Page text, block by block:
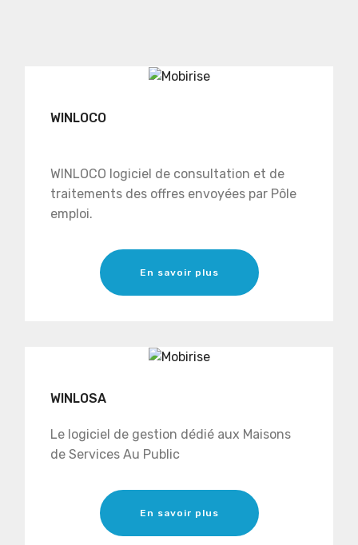
WINLOCO
WINLOCO logiciel de consultation et de
traitements des offres envoyées par Pôle
emploi.
En savoir plus
WINLOSA
Le logiciel de gestion dédié aux Maisons
de Services Au Public
En savoir plus